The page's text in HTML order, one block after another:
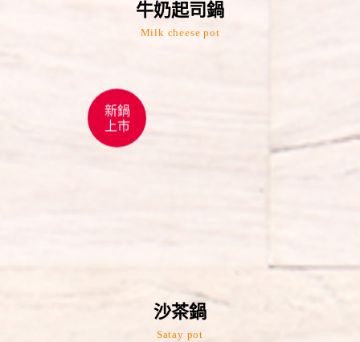
牛奶起司鍋
Milk cheese pot
新鍋
上市
沙茶鍋
Satay pot